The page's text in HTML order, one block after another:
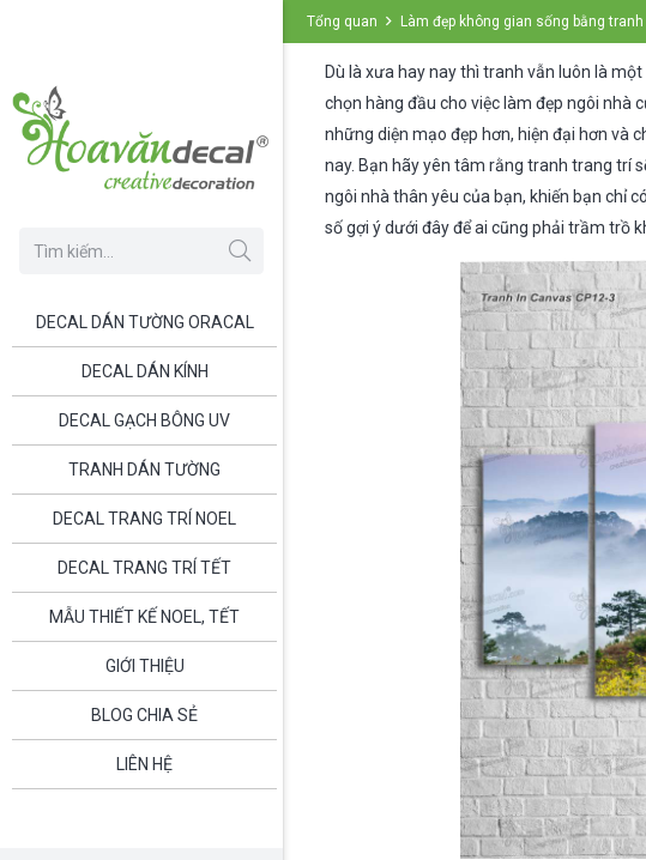
DECAL DÁN TƯỜNG ORACAL
DECAL DÁN KÍNH
DECAL GẠCH BÔNG UV
TRANH DÁN TƯỜNG
DECAL TRANG TRÍ NOEL
DECAL TRANG TRÍ TẾT
MẪU THIẾT KẾ NOEL, TẾT
GIỚI THIỆU
BLOG CHIA SẺ
LIÊN HỆ
Tổng quan Làm đẹp không gian sống bằng
Dù là xưa hay nay thì tranh vẫn luôn là
chọn hàng đầu cho việc làm đẹp ngôi nhà
những diện mạo đẹp hơn, hiện đại hơn và
nay. Bạn hãy yên tâm rằng tranh trang trí
ngôi nhà thân yêu của bạn, khiến bạn chỉ
số gợi ý dưới đây để ai cũng phải trầm trồ